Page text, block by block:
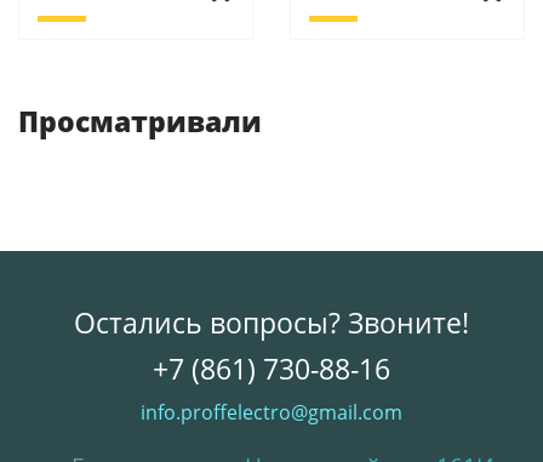
Просматривали
Остались вопросы? Звоните!
+7 (861) 730-88-16
info.proffelectro@gmail.com